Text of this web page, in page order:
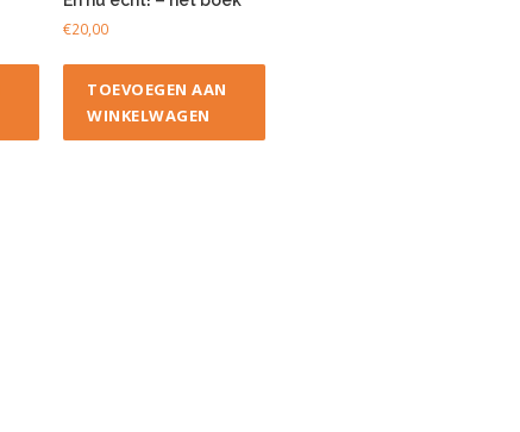
€20,00
TOEVOEGEN AAN
WINKELWAGEN